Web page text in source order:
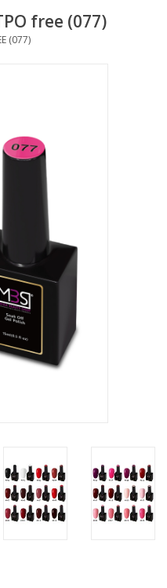
free (077)
(077)